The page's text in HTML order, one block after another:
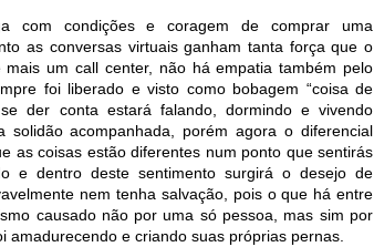
com condições e coragem de comprar uma
as conversas virtuais ganham tanta força que o
um call center, não há empatia também pelo
foi liberado e visto como bobagem “coisa de
der conta estará falando, dormindo e vivendo
solidão acompanhada, porém agora o diferencial
as coisas estão diferentes num ponto que sentirás
e dentro deste sentimento surgirá o desejo de
nem tenha salvação, pois o que há entre
causado não por uma só pessoa, mas sim por
amadurecendo e criando suas próprias pernas.